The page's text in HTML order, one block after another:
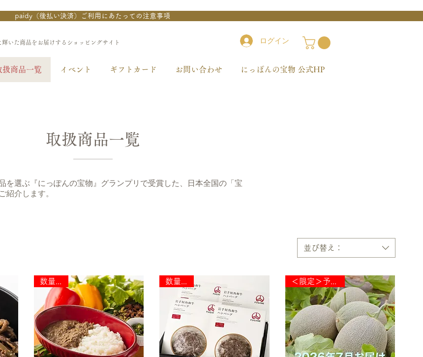
paidy（後払い決済）ご利用にあたっての注意事項
いた商品をお届けするショッピングサイト ログイン
扱商品一覧 イベント ギフトカード お問い合わせ にっぽんの宝物 公式HP
取扱商品一覧
を選ぶ 『にっぽんの宝物』グランプリで受賞した、
日本全国の「宝
紹介します。
並び替え：